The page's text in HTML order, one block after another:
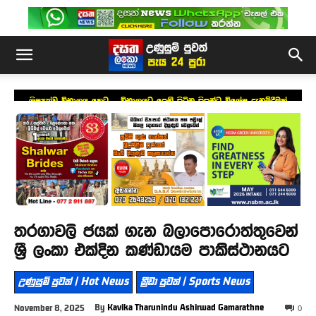
ශිෂ්‍යත්ව විභාගය හෙට – විභාගයට පෙනී සිටින සිසුන්ට විශේෂ දැනුම්දීමක්
තරගාවලි ජයක් ගැන බලාපොරොත්තුවෙන්
ශ්‍රී ලංකා එක්දින කණ්ඩායම පාකිස්ථානයට
උණුසුම් පුවත් | Hot News ක්‍රීඩා පුවත් | Sports News
November 8, 2025 By Kavika Tharunindu Ashirwad Gamarathne 0